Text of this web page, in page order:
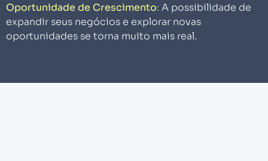
Oportunidade de Crescimento: A possibilidade de
expandir seus negócios e explorar novas
oportunidades se torna muito mais real.